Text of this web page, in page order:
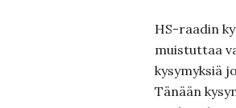
HS-raadin
muistuttaa
kysymyksiä
Tänään